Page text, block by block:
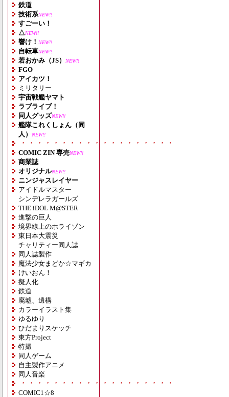
鉄道
技術系NEW!!
すごーい！
△NEW!!
響け！ NEW!!
自転車NEW!!
若おかみ（JS） NEW!!
FGO
アイカツ！
ミリタリー
宇宙戦艦ヤマト
ラブライブ！
同人グッズNEW!!
艦隊これくしょん（同
人）
NEW!!
・・・・・・・・・・・・・・・・・・・
COMIC ZIN 専売NEW!!
商業誌
オリジナルNEW!!
ニンジャスレイヤー
アイドルマスター
シンデレラガールズ
THE iDOL M@STER
進撃の巨人
境界線上のホライゾン
東日本大震災
チャリティー同人誌
同人誌製作
魔法少女まどか☆マギカ
けいおん！
擬人化
鉄道
廃墟、遺構
カラーイラスト集
ゆるゆり
ひだまりスケッチ
東方Project
特撮
同人ゲーム
自主製作アニメ
同人音楽
・・・・・・・・・・・・・・・・・・・
COMIC1☆8